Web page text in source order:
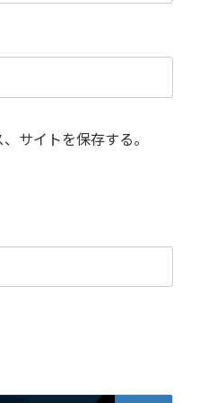
サイトを保存する。